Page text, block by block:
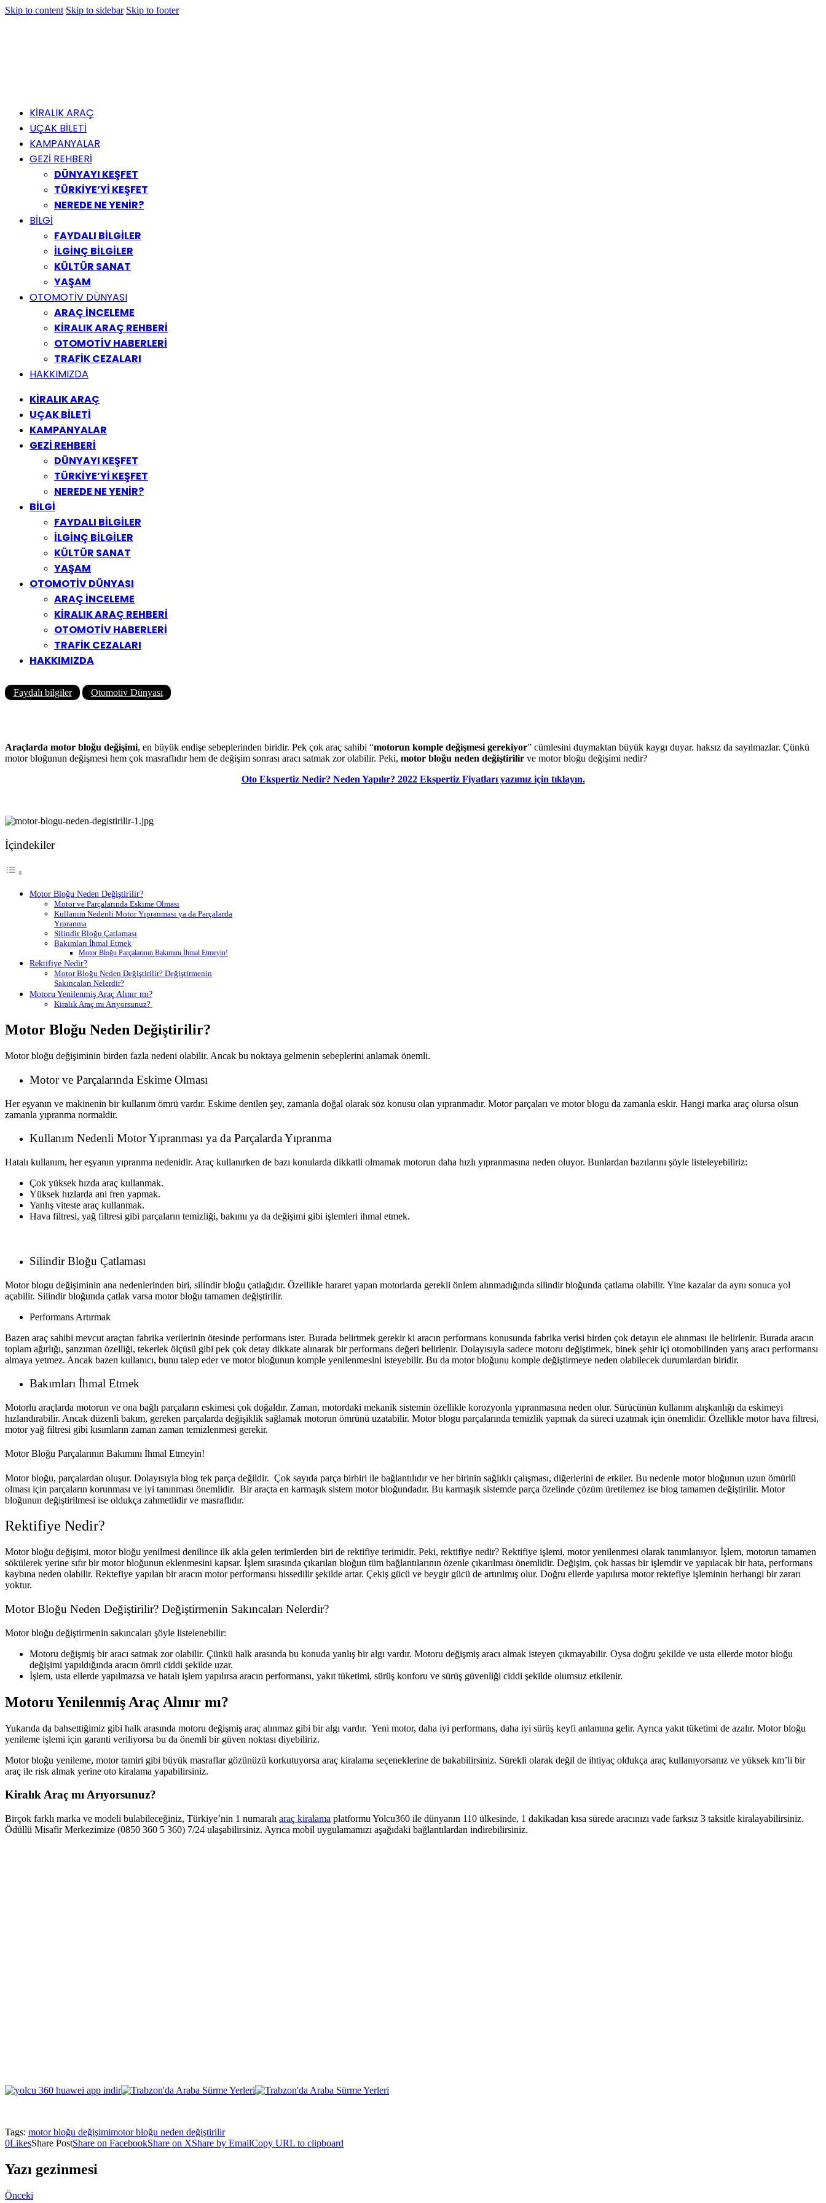
Skip to content Skip to sidebar Skip to footer
KİRALIK ARAÇ
UÇAK BİLETİ
KAMPANYALAR
GEZİ REHBERİ
DÜNYAYI KEŞFET
TÜRKİYE’Yİ KEŞFET
NEREDE NE YENİR?
BİLGİ
FAYDALI BİLGİLER
İLGİNÇ BİLGİLER
KÜLTÜR SANAT
YAŞAM
OTOMOTİV DÜNYASI
ARAÇ İNCELEME
KİRALIK ARAÇ REHBERİ
OTOMOTİV HABERLERİ
TRAFİK CEZALARI
HAKKIMIZDA
KİRALIK ARAÇ
UÇAK BİLETİ
KAMPANYALAR
GEZİ REHBERİ
DÜNYAYI KEŞFET
TÜRKİYE’Yİ KEŞFET
NEREDE NE YENİR?
BİLGİ
FAYDALI BİLGİLER
İLGİNÇ BİLGİLER
KÜLTÜR SANAT
YAŞAM
OTOMOTİV DÜNYASI
ARAÇ İNCELEME
KİRALIK ARAÇ REHBERİ
OTOMOTİV HABERLERİ
TRAFİK CEZALARI
HAKKIMIZDA
Faydalı bilgiler Otomotiv Dünyası
Araçlarda motor bloğu değişimi, en büyük endişe sebeplerinden biridir. Pek çok araç sahibi “motorun komple değişmesi gerekiyor” cümlesini duymaktan büyük kaygı duyar. haksız da sayılmazlar. Çünkü
motor bloğunun değişmesi hem çok masraflıdır hem de değişim sonrası aracı satmak zor olabilir. Peki, motor bloğu neden değiştirilir ve motor bloğu değişimi nedir?
Oto Ekspertiz Nedir? Neden Yapılır? 2022 Ekspertiz Fiyatları yazımız için tıklayın.
İçindekiler
Motor Bloğu Neden Değiştirilir?
Motor ve Parçalarında Eskime Olması
Kullanım Nedenli Motor Yıpranması ya da Parçalarda
Yıpranma
Silindir Bloğu Çatlaması
Bakımları İhmal Etmek
Motor Bloğu Parçalarının Bakımını İhmal Etmeyin!
​​Rektifiye Nedir?
Motor Bloğu Neden Değiştirilir? Değiştirmenin
Sakıncaları Nelerdir?
Motoru Yenilenmiş Araç Alınır mı?
Kiralık Araç mı Arıyorsunuz?
Motor Bloğu Neden Değiştirilir?
Motor bloğu değişiminin birden fazla nedeni olabilir. Ancak bu noktaya gelmenin sebeplerini anlamak önemli.
Motor ve Parçalarında Eskime Olması
Her eşyanın ve makinenin bir kullanım ömrü vardır. Eskime denilen şey, zamanla doğal olarak söz konusu olan yıpranmadır. Motor parçaları ve motor blogu da zamanla eskir. Hangi marka araç olursa olsun
zamanla yıpranma normaldir.
Kullanım Nedenli Motor Yıpranması ya da Parçalarda Yıpranma
Hatalı kullanım, her eşyanın yıpranma nedenidir. Araç kullanırken de bazı konularda dikkatli olmamak motorun daha hızlı yıpranmasına neden oluyor. Bunlardan bazılarını şöyle listeleyebiliriz:
Çok yüksek hızda araç kullanmak.
Yüksek hızlarda ani fren yapmak.
Yanlış viteste araç kullanmak.
Hava filtresi, yağ filtresi gibi parçaların temizliği, bakımı ya da değişimi gibi işlemleri ihmal etmek.
Silindir Bloğu Çatlaması
Motor blogu değişiminin ana nedenlerinden biri, silindir bloğu çatlağıdır. Özellikle hararet yapan motorlarda gerekli önlem alınmadığında silindir bloğunda çatlama olabilir. Yine kazalar da aynı sonuca yol
açabilir. Silindir bloğunda çatlak varsa motor bloğu tamamen değiştirilir.
Performans Artırmak
Bazen araç sahibi mevcut araçtan fabrika verilerinin ötesinde performans ister. Burada belirtmek gerekir ki aracın performans konusunda fabrika verisi birden çok detayın ele alınması ile belirlenir. Burada aracın
toplam ağırlığı, şanzıman özelliği, tekerlek ölçüsü gibi pek çok detay dikkate alınarak bir performans değeri belirlenir. Dolayısıyla sadece motoru değiştirmek, binek şehir içi otomobilinden yarış aracı performansı
almaya yetmez. Ancak bazen kullanıcı, bunu talep eder ve motor bloğunun komple yenilenmesini isteyebilir. Bu da motor bloğunu komple değiştirmeye neden olabilecek durumlardan biridir.
Bakımları İhmal Etmek
Motorlu araçlarda motorun ve ona bağlı parçaların eskimesi çok doğaldır. Zaman, motordaki mekanik sistemin özellikle korozyonla yıpranmasına neden olur. Sürücünün kullanım alışkanlığı da eskimeyi
hızlandırabilir. Ancak düzenli bakım, gereken parçalarda değişiklik sağlamak motorun ömrünü uzatabilir. Motor blogu parçalarında temizlik yapmak da süreci uzatmak için önemlidir. Özellikle motor hava filtresi,
motor yağ filtresi gibi kısımların zaman zaman temizlenmesi gerekir.
Motor Bloğu Parçalarının Bakımını İhmal Etmeyin!
Motor bloğu, parçalardan oluşur. Dolayısıyla blog tek parça değildir. Çok sayıda parça birbiri ile bağlantılıdır ve her birinin sağlıklı çalışması, diğerlerini de etkiler. Bu nedenle motor bloğunun uzun ömürlü
olması için parçaların korunması ve iyi tanınması önemlidir. Bir araçta en karmaşık sistem motor bloğundadır. Bu karmaşık sistemde parça özelinde çözüm üretilemez ise blog tamamen değiştirilir. Motor
bloğunun değiştirilmesi ise oldukça zahmetlidir ve masraflıdır.
​​Rektifiye Nedir?
Motor bloğu değişimi, motor bloğu yenilmesi denilince ilk akla gelen terimlerden biri de rektifiye terimidir. Peki, rektifiye nedir? Rektifiye işlemi, motor yenilenmesi olarak tanımlanıyor. İşlem, motorun tamamen
sökülerek yerine sıfır bir motor bloğunun eklenmesini kapsar. İşlem sırasında çıkarılan bloğun tüm bağlantılarının özenle çıkarılması önemlidir. Değişim, çok hassas bir işlemdir ve yapılacak bir hata, performans
kaybına neden olabilir. Rektefiye yapılan bir aracın motor performansı hissedilir şekilde artar. Çekiş gücü ve beygir gücü de artırılmış olur. Doğru ellerde yapılırsa motor rektefiye işleminin herhangi bir zararı
yoktur.
Motor Bloğu Neden Değiştirilir? Değiştirmenin Sakıncaları Nelerdir?
Motor bloğu değiştirmenin sakıncaları şöyle listelenebilir:
Motoru değişmiş bir aracı satmak zor olabilir. Çünkü halk arasında bu konuda yanlış bir algı vardır. Motoru değişmiş aracı almak isteyen çıkmayabilir. Oysa doğru şekilde ve usta ellerde motor bloğu
değişimi yapıldığında aracın ömrü ciddi şekilde uzar.
İşlem, usta ellerde yapılmazsa ve hatalı işlem yapılırsa aracın performansı, yakıt tüketimi, sürüş konforu ve sürüş güvenliği ciddi şekilde olumsuz etkilenir.
Motoru Yenilenmiş Araç Alınır mı?
Yukarıda da bahsettiğimiz gibi halk arasında motoru değişmiş araç alınmaz gibi bir algı vardır. Yeni motor, daha iyi performans, daha iyi sürüş keyfi anlamına gelir. Ayrıca yakıt tüketimi de azalır. Motor bloğu
yenileme işlemi için garanti veriliyorsa bu da önemli bir güven noktası diyebiliriz.
Motor bloğu yenileme, motor tamiri gibi büyük masraflar gözünüzü korkutuyorsa araç kiralama seçeneklerine de bakabilirsiniz. Sürekli olarak değil de ihtiyaç oldukça araç kullanıyorsanız ve yüksek km’li bir
araç ile risk almak yerine oto kiralama yapabilirsiniz.
Kiralık Araç mı Arıyorsunuz?
Birçok farklı marka ve modeli bulabileceğiniz, Türkiye’nin 1 numaralı araç kiralama platformu Yolcu360 ile dünyanın 110 ülkesinde, 1 dakikadan kısa sürede aracınızı vade farksız 3 taksitle kiralayabilirsiniz.
Ödüllü Misafir Merkezimize (0850 360 5 360) 7/24 ulaşabilirsiniz. Ayrıca mobil uygulamamızı aşağıdaki bağlantılardan indirebilirsiniz.
Tags: motor bloğu değişimimotor bloğu neden değiştirilir
0LikesShare PostShare on FacebookShare on XShare by EmailCopy URL to clipboard
Yazı gezinmesi
Önceki